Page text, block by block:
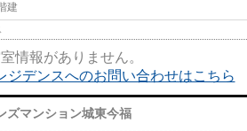
建
情報がありません。
ジデンスへのお問い合わせはこちら
ズマンション城東今福